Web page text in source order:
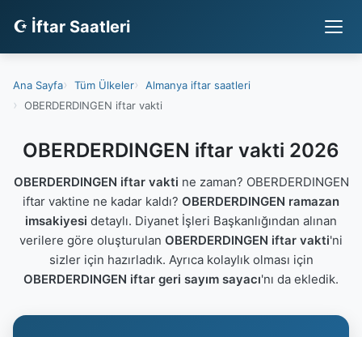
☪ İftar Saatleri
Ana Sayfa Tüm Ülkeler
Almanya iftar saatleri
OBERDERDINGEN iftar vakti
OBERDERDINGEN iftar vakti 2026
OBERDERDINGEN iftar vakti ne zaman? OBERDERDINGEN
iftar vaktine ne kadar kaldı? OBERDERDINGEN ramazan
imsakiyesi detaylı. Diyanet İşleri Başkanlığından alınan
verilere göre oluşturulan OBERDERDINGEN iftar vakti'ni
sizler için hazırladık. Ayrıca kolaylık olması için
OBERDERDINGEN iftar geri sayım sayacı'nı da ekledik.